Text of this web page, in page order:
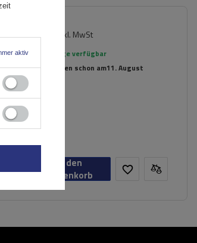
214,39 € inkl. MwSt
Große Menge verfügbar
Wir versenden schon am11. August
In den
Warenkorb
aktiv